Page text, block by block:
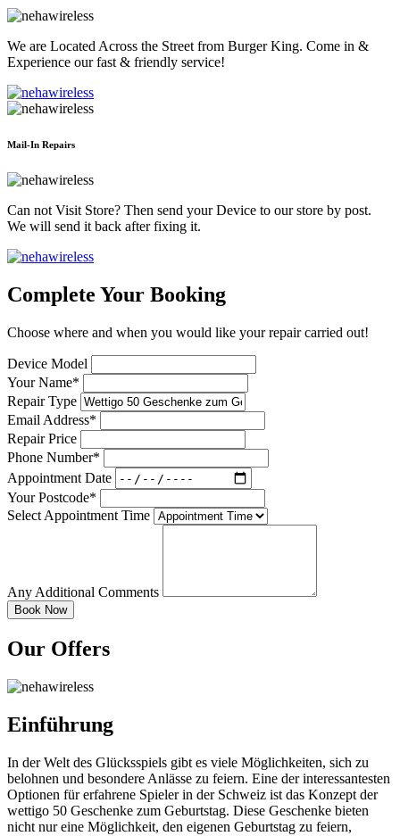
We are Located Across the Street from Burger King. Come in &
Experience our fast & friendly service!
Mail-In Repairs
Can not Visit Store? Then send your Device to our store by post.
We will send it back after fixing it.
Complete Your Booking
Choose where and when you would like your repair carried out!
Device Model
Your Name*
Repair Type
Email Address*
Repair Price
Phone Number*
Appointment Date
Your Postcode*
Select Appointment Time
Any Additional Comments
Our Offers
Einführung
In der Welt des Glücksspiels gibt es viele Möglichkeiten, sich zu
belohnen und besondere Anlässe zu feiern. Eine der interessantesten
Optionen für erfahrene Spieler in der Schweiz ist das Konzept der
wettigo 50 Geschenke zum Geburtstag. Diese Geschenke bieten
nicht nur eine Möglichkeit, den eigenen Geburtstag zu feiern,